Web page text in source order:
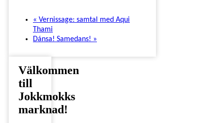
« Vernissage: samtal med Aqui
Thami
Dánsa! Samedans! »
Välkommen
till
Jokkmokks
marknad!